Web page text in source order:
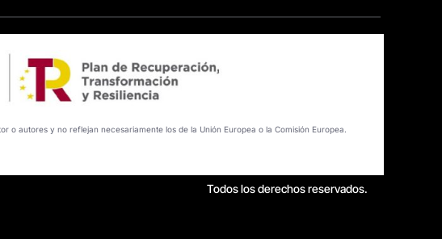
o autores y no reflejan necesariamente los de la Unión Europea o la Comisión Europea.
Todos los derechos reservados.